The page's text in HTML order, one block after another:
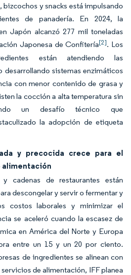
y snacks está impulsando
de panadería. En 2024, la
Japón alcanzó 277 mil toneladas
Japonesa de Confitería[2]. Los
están atendiendo las
desarrollando sistemas enzimáticos
con menor contenido de grasa y
la cocción a alta temperatura sin
un desafío técnico que
la adopción de etiqueta
y precocida crece para el
alimentación
cadenas de restaurantes están
descongelar y servir o fermentar y
costos laborales y minimizar el
se aceleró cuando la escasez de
en América del Norte y Europa
entre un 15 y un 20 por ciento.
de ingredientes se alinean con
de alimentación, IFF planea